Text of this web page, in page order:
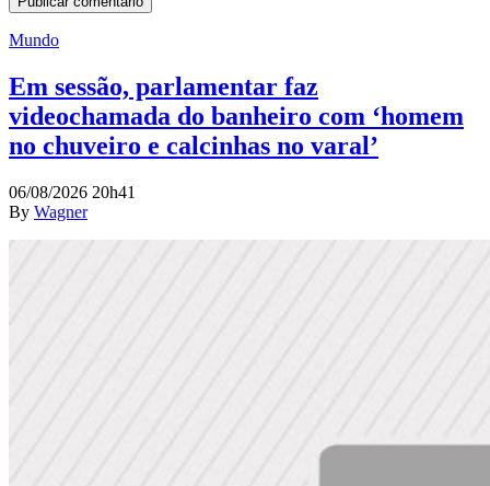
Mundo
Em sessão, parlamentar faz
videochamada do banheiro com ‘homem
no chuveiro e calcinhas no varal’
06/08/2026 20h41
By Wagner